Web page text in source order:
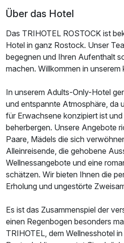
Ausstattung
Zusatznächte
Doppelzimmer Standard
2 Erwachsene
Über das Hotel
Das TRIHOTEL ROSTOCK ist
Hotel in ganz Rostock. Unser
begegnen und Ihren Aufenthalt
machen. Willkommen in unserem
In unserem Adults-Only-Hotel
und entspannte Atmosphäre, da
für Erwachsene konzipiert ist
beherbergen. Unsere Angebote
Paare, Mädels die sich
Alleinreisende, die gehobene
Wellnessangebote und eine
schätzen. Wir bieten Ihnen die
Erholung und ungestörte
Es ist das Zusammenspiel der
einen Regenbogen besonders
TRIHOTEL, dem Wellnesshotel